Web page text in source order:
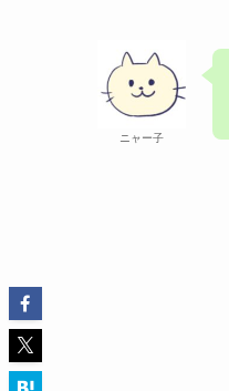
ニャー子